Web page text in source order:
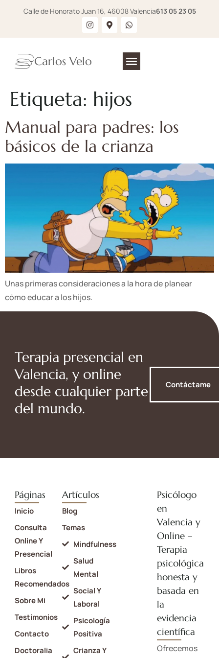
Calle de Honorato Juan 16, 46008 Valencia613 05 23 05
Carlos Velo
Etiqueta: hijos
Manual para padres: los
básicos de la crianza
Unas primeras consideraciones a la hora de planear
cómo educar a los hijos.
Terapia presencial en
Valencia, y online
desde cualquier parte
del mundo.
Contáctame
Páginas
Inicio
Consulta
Online Y
Presencial
Libros
Recomendados
Sobre Mi
Testimonios
Contacto
Doctoralia
Artículos
Blog
Temas
Mindfulness
Salud
Mental
Social Y
Laboral
Psicología
Positiva
Crianza Y
Psicólogo
en
Valencia y
Online –
Terapia
psicológica
honesta y
basada en
la
evidencia
científica
Ofrecemos